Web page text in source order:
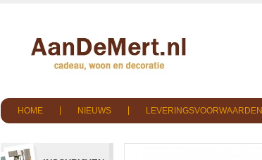
HOME NIEUWS LEVERINGSVOORWAARDEN